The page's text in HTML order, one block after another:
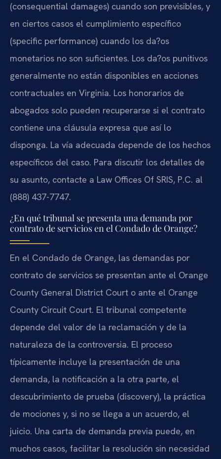
(consequential damages) cuando son previsibles, y
en ciertos casos el cumplimiento específico
(specific performance) cuando los da?os
monetarios no son suficientes. Los da?os punitivos
generalmente no están disponibles en acciones
contractuales en Virginia. Los honorarios de
abogados solo pueden recuperarse si el contrato
contiene una cláusula expresa que así lo
disponga. La vía adecuada depende de los hechos
específicos del caso. Para discutir los detalles de
su asunto, contacte a Law Offices Of SRIS, P.C. al
(888) 437-7747.
¿En qué tribunal se presenta una demanda por
contrato de servicios en el Condado de Orange?
En el Condado de Orange, las demandas por
contrato de servicios se presentan ante el Orange
County General District Court o ante el Orange
County Circuit Court. El tribunal competente
depende del valor de la reclamación y de la
naturaleza de la controversia. El proceso
típicamente incluye la presentación de una
demanda, la notificación a la otra parte, el
descubrimiento de prueba (discovery), la práctica
de mociones y, si no se llega a un acuerdo, el
juicio. Una carta de demanda previa puede, en
muchos casos, facilitar la resolución sin necesidad